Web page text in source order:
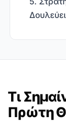
Δουλεύει
Τι
Πρώτη